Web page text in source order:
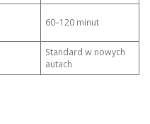
60–120 minut
Standard w nowych
autach